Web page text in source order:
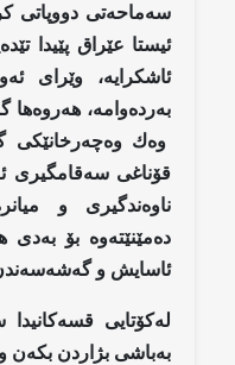
سەماحەتی دووپاتی
ئیستا عێراق پێیدا
ئاشكرایە، وێرای
بەردەوامە، هەروەها
وەك وەچەرخانێكی
قۆناغی سەقامگیری
ناوەندگیری و
دەمێنێتەوە بۆ
ئاسایش و
لەكۆتایی
بەباشی بژاردن بكەن